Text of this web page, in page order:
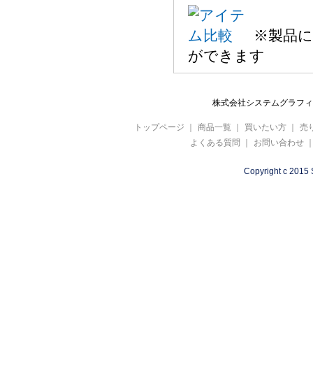
※製品
ができます
株式会社システムグラ
トップページ 商品一覧 買いたい方
売
よくある質問
お問い合わせ
Copyright c 2015